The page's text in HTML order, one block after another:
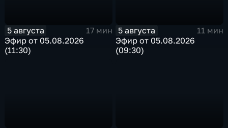
5 августа
17 мин
Эфир от 05.08.2026
(11:30)
5 августа
11 мин
Эфир от 05.08.2026
(09:30)